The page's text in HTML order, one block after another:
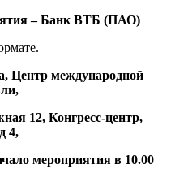
– Банк ВТБ (ПАО)
Центр международной
12, Конгресс-центр,
4,
мероприятия в 10.00